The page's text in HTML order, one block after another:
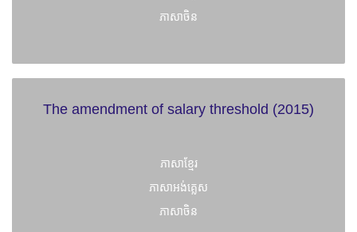
ភាសាចិន
The amendment of salary threshold (2015)
ភាសាខ្មែរ
ភាសាអង់គ្លេស
ភាសាចិន